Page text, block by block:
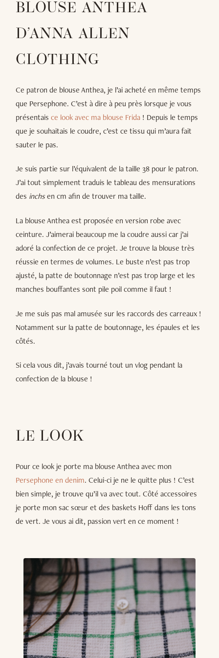
BLOUSE ANTHEA
D’ANNA ALLEN
CLOTHING
Ce patron de blouse Anthea, je l’ai acheté en même temps
que Persephone. C’est à dire à peu près lorsque je vous
présentais ce look avec ma blouse Frida ! Depuis le temps
que je souhaitais le coudre, c’est ce tissu qui m’aura fait
sauter le pas.
Je suis partie sur l’équivalent de la taille 38 pour le patron.
J’ai tout simplement traduis le tableau des mensurations
des inchsen cm afin de trouver ma taille.
La blouse Anthea est proposée en version robe avec
ceinture. J’aimerai beaucoup me la coudre aussi car j’ai
adoré la confection de ce projet. Je trouve la blouse très
réussie en termes de volumes. Le buste n’est pas trop
ajusté, la patte de boutonnage n’est pas trop large et les
manches bouffantes sont pile poil comme il faut !
Je me suis pas mal amusée sur les raccords des carreaux !
Notamment sur la patte de boutonnage, les épaules et les
côtés.
Si cela vous dit, j’avais tourné tout un vlog pendant la
confection de la blouse !
LE LOOK
Pour ce look je porte ma blouse Anthea avec mon
Persephone en denim. Celui-ci je ne le quitte plus ! C’est
bien simple, je trouve qu’il va avec tout. Côté accessoires
je porte mon sac sœur et des baskets Hoff dans les tons
de vert. Je vous ai dit, passion vert en ce moment !